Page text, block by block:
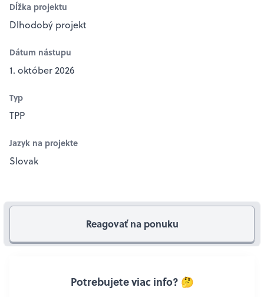
Dĺžka projektu
Dlhodobý projekt
Dátum nástupu
1. október 2026
Typ
TPP
Jazyk na projekte
Slovak
Reagovať na ponuku
Potrebujete viac info? 🤔